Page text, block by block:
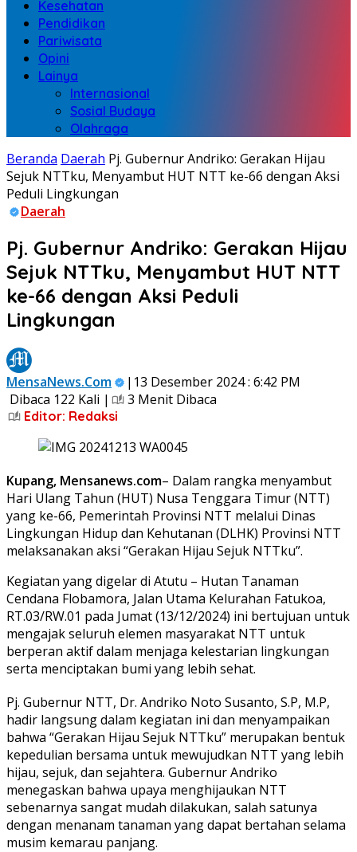
Kesehatan
Pendidikan
Pariwisata
Opini
Lainya
Internasional
Sosial Budaya
Olahraga
Beranda Daerah Pj. Gubernur Andriko: Gerakan Hijau
Sejuk NTTku, Menyambut HUT NTT ke-66 dengan Aksi
Peduli Lingkungan
Daerah
Pj. Gubernur Andriko: Gerakan Hijau
Sejuk NTTku, Menyambut HUT NTT
ke-66 dengan Aksi Peduli
Lingkungan
MensaNews.Com
|13 Desember 2024 : 6:42 PM
Dibaca 122 Kali |
3 Menit Dibaca
Editor: Redaksi
Kupang, Mensanews.com– Dalam rangka menyambut
Hari Ulang Tahun (HUT) Nusa Tenggara Timur (NTT)
yang ke-66, Pemerintah Provinsi NTT melalui Dinas
Lingkungan Hidup dan Kehutanan (DLHK) Provinsi NTT
melaksanakan aksi “Gerakan Hijau Sejuk NTTku”.
Kegiatan yang digelar di Atutu – Hutan Tanaman
Cendana Flobamora, Jalan Utama Kelurahan Fatukoa,
RT.03/RW.01 pada Jumat (13/12/2024) ini bertujuan untuk
mengajak seluruh elemen masyarakat NTT untuk
berperan aktif dalam menjaga kelestarian lingkungan
serta menciptakan bumi yang lebih sehat.
Pj. Gubernur NTT, Dr. Andriko Noto Susanto, S.P, M.P,
hadir langsung dalam kegiatan ini dan menyampaikan
bahwa “Gerakan Hijau Sejuk NTTku” merupakan bentuk
kepedulian bersama untuk mewujudkan NTT yang lebih
hijau, sejuk, dan sejahtera. Gubernur Andriko
menegaskan bahwa upaya menghijaukan NTT
sebenarnya sangat mudah dilakukan, salah satunya
dengan menanam tanaman yang dapat bertahan selama
musim kemarau panjang.